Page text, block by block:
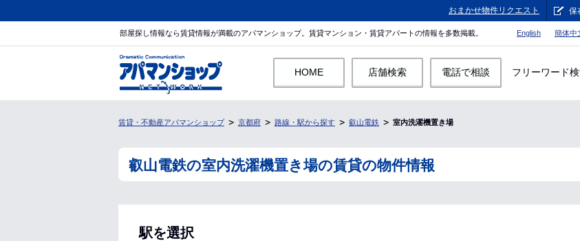
おまかせ物件リクエスト 保
部屋探し情報なら賃貸情報が満載のアパマンショップ。賃貸マンション・賃貸アパートの情報を多数掲載。 English 簡体中
HOME 店舗検索 電話で相談 フリーワード
賃貸・不動産アパマンショップ 京都府 路線・駅から探す 叡山電鉄 室内洗濯機置き場
叡山電鉄の室内洗濯機置き場の賃貸の物件情報
駅を選択